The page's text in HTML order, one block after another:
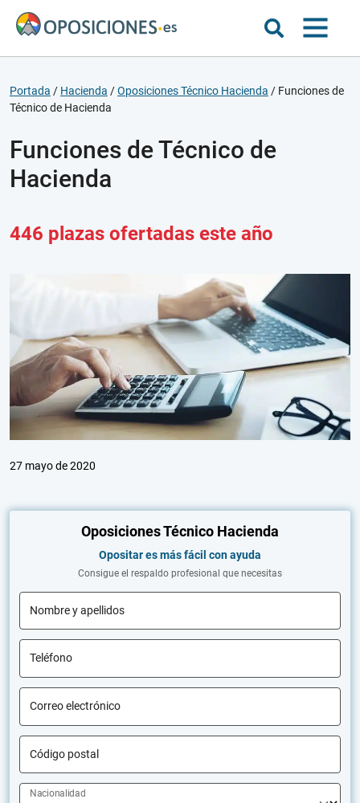
Portada / Hacienda /Oposiciones Técnico Hacienda / Funciones de
Técnico de Hacienda
Funciones de Técnico de
Hacienda
446 plazas ofertadas este año
27 mayo de 2020
Oposiciones Técnico Hacienda
Opositar es más fácil con ayuda
Consigue el respaldo profesional que necesitas
Nombre y apellidos
Teléfono
Correo electrónico
Código postal
Nacionalidad